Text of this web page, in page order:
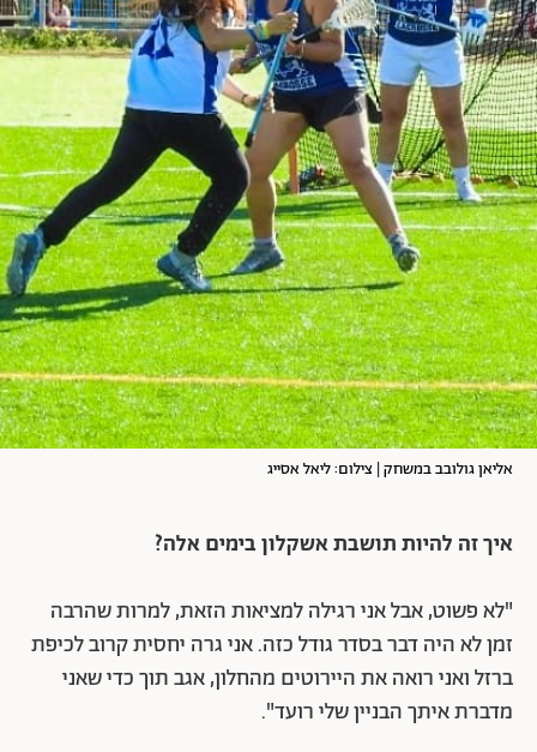
אליאן גולובב במשחק | צילום: ליאל אסייג
איך זה להיות תושבת אשקלון בימים אלה?
"לא פשוט, אבל אני רגילה למציאות הזאת, למרות שהרבה
זמן לא היה דבר בסדר גודל כזה. אני גרה יחסית קרוב לכיפת
ברזל ואני רואה את היירוטים מהחלון, אגב תוך כדי שאני
מדברת איתך הבניין שלי רועד".